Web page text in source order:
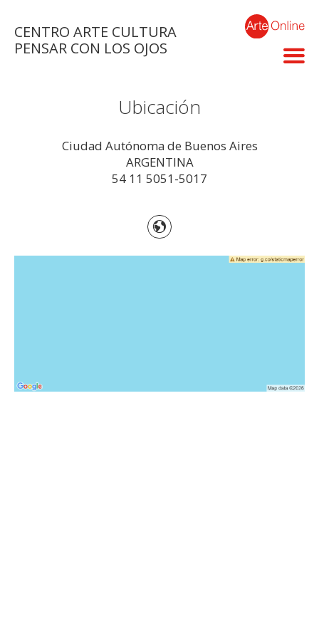
CENTRO ARTE CULTURA
PENSAR CON LOS OJOS
Ubicación
Ciudad Autónoma de Buenos Aires
ARGENTINA
54 11 5051-5017